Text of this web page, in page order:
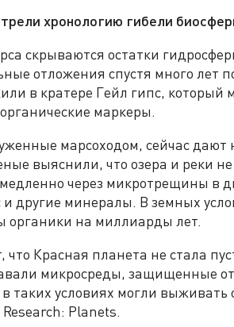
хронологию гибели
скрываются остатки
отложения спустя много лет
в кратере Гейл гипс, который
маркеры.
марсоходом, сейчас
выяснили, что озера и реки
через микротрещины в
и другие минералы. В земных
органики на миллиарды лет.
Красная планета не стала
микросреды, защищенные от
таких условиях могли выживать
Planets.